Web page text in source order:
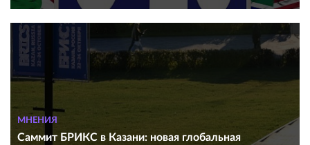
МНЕНИЯ
Саммит БРИКС в Казани: новая глобальная